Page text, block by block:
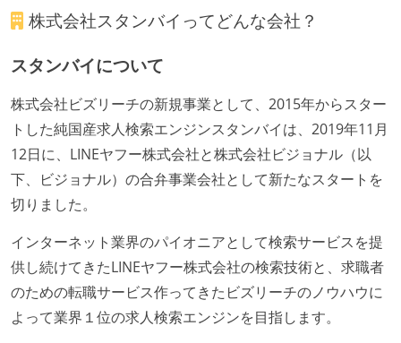
取り組みをしている）
労働環境の自由度
フレックスタイム制または裁量労働制を採用している
待遇・福利厚生
入社時には、各自希望のスペックの PC やディスプレ
イが支給される
職業安定法に対応する記載事項
受動喫煙防止措置：屋内禁煙（屋内に喫煙可能室設
置）
受動喫煙防止措置：屋内禁煙
株式会社スタンバイ ってどんな会社？
スタンバイについて
株式会社ビズリーチの新規事業として、2015年からスター
トした純国産求人検索エンジンスタンバイは、2019年11月
12日に、LINEヤフー株式会社と株式会社ビジョナル（以
下、ビジョナル）の合弁事業会社として新たなスタートを
切りました。
インターネット業界のパイオニアとして検索サービスを提
供し続けてきたLINEヤフー株式会社の検索技術と、求職者
のための転職サービス作ってきたビズリーチのノウハウに
よって業界１位の求人検索エンジンを目指します。